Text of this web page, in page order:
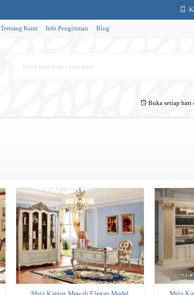
Tentang Kami Info Pengiriman Blog
Buka setiap hari